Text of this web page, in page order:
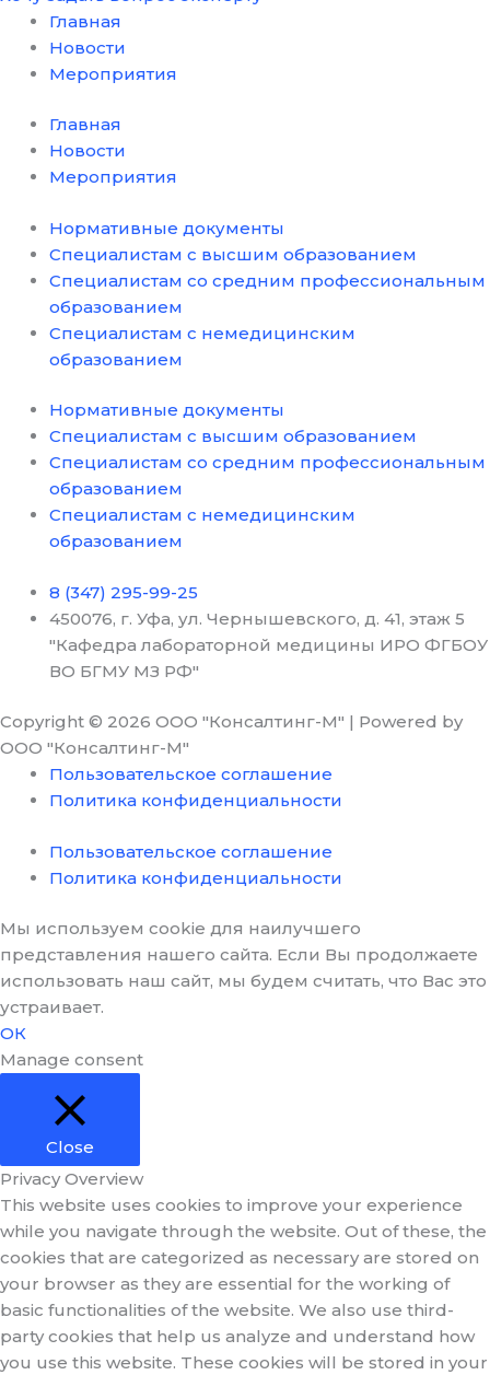
Главная
Новости
Мероприятия
Главная
Новости
Мероприятия
Нормативные документы
Специалистам с высшим образованием
Специалистам со средним профессиональным
образованием
Специалистам с немедицинским
образованием
Нормативные документы
Специалистам с высшим образованием
Специалистам со средним профессиональным
образованием
Специалистам с немедицинским
образованием
8 (347) 295-99-25
450076, г. Уфа, ул. Чернышевского, д. 41, этаж 5
"Кафедра лабораторной медицины ИРО ФГБОУ
ВО БГМУ МЗ РФ"
Copyright © 2026 ООО "Консалтинг-М" | Powered by
ООО "Консалтинг-М"
Пользовательское соглашение
Политика конфиденциальности
Пользовательское соглашение
Политика конфиденциальности
Мы используем cookie для наилучшего
представления нашего сайта. Если Вы продолжаете
использовать наш сайт, мы будем считать, что Вас это
устраивает.
ОК
Manage consent
Close
Privacy Overview
This website uses cookies to improve your experience
while you navigate through the website. Out of these, the
cookies that are categorized as necessary are stored on
your browser as they are essential for the working of
basic functionalities of the website. We also use third-
party cookies that help us analyze and understand how
you use this website. These cookies will be stored in your